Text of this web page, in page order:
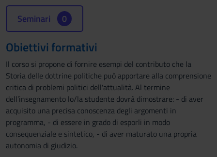
Seminari 0
Obiettivi formativi
Il corso si propone di fornire esempi del contributo che la
Storia delle dottrine politiche può apportare alla comprensione
critica di problemi politici dell'attualità. Al termine
dell’insegnamento lo/la studente dovrà dimostrare: - di aver
acquisito una precisa conoscenza degli argomenti in
programma, - di essere in grado di esporli in modo
consequenziale e sintetico, - di aver maturato una propria
autonomia di giudizio.